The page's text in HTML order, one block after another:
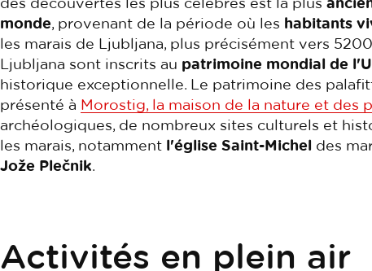
monde, provenant de la période où les habitants
les marais de Ljubljana, plus précisément vers
Ljubljana sont inscrits au patrimoine mondial de
historique exceptionnelle. Le patrimoine des
présenté à Morostig, la maison de la nature et des
archéologiques, de nombreux sites culturels et
les marais, notamment l'église Saint-Michel des
Jože Plečnik.
Activités en plein air